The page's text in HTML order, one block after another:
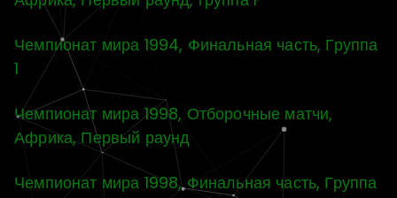
Чемпионат мира 1994, Финальная часть, Группа
1
Чемпионат мира 1998, Отборочные матчи,
Африка, Первый раунд
Чемпионат мира 1998, Финальная часть, Группа